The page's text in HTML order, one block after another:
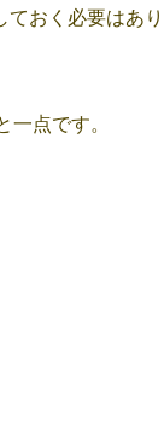
おく必要はあり
一点です。